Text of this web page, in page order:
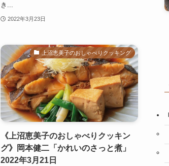
き...
2022年3月23日
上沼恵美子のおしゃべりクッキング
《上沼恵美子のおしゃべりクッキン
グ》岡本健二「かれいのさっと煮」
2022年3月21日